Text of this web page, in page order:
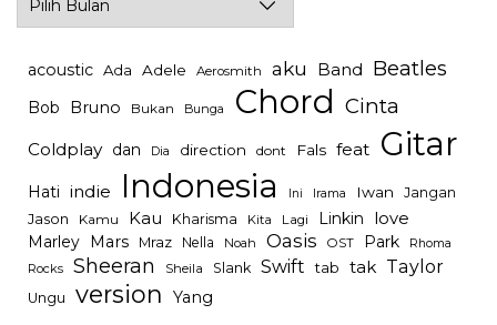
acoustic Ada Adele Aerosmith aku Band Beatles
Bob Bruno Bukan Bunga Chord Cinta
Coldplay dan Dia direction dont Fals feat Gitar
Hati indie Indonesia Ini Irama Iwan Jangan
Jason Kamu Kau Kharisma Kita Lagi Linkin love
Marley Mars Mraz Nella Noah Oasis OST Park Rhoma
Rocks Sheeran Sheila Slank Swift tab tak Taylor
Ungu version Yang